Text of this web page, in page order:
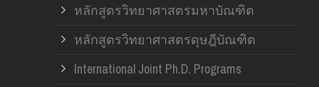
หลักสูตรวิทยาศาสตรมหาบัณฑิต
หลักสูตรวิทยาศาสตรดุษฎีบัณฑิต
International Joint Ph.D. Programs